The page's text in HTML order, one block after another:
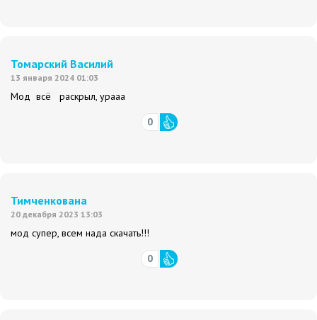
Томарский Василий
13 января 2024 01:03
Мод всё раскрыл, урааа
0
Тимченкована
20 декабря 2023 13:03
мод супер, всем нада скачать!!!
0